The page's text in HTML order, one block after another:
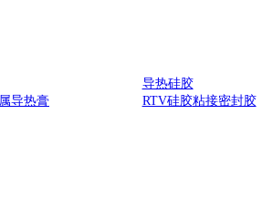
导热膏
导热硅胶
RTV硅胶粘接密封胶